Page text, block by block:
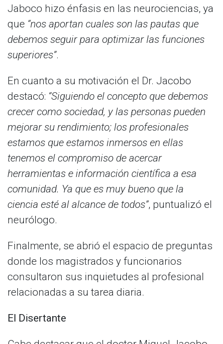
Jaboco hizo énfasis en las neurociencias, ya
que “nos aportan cuales son las pautas que
debemos seguir para optimizar las funciones
superiores”.
En cuanto a su motivación el Dr. Jacobo
destacó: “Siguiendo el concepto que debemos
crecer como sociedad, y las personas pueden
mejorar su rendimiento; los profesionales
estamos que estamos inmersos en ellas
tenemos el compromiso de acercar
herramientas e información científica a esa
comunidad. Ya que es muy bueno que la
ciencia esté al alcance de todos”, puntualizó el
neurólogo.
Finalmente, se abrió el espacio de preguntas
donde los magistrados y funcionarios
consultaron sus inquietudes al profesional
relacionadas a su tarea diaria.
El Disertante